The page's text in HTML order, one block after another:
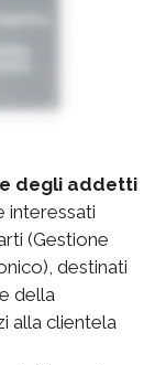
degli addetti
interessati
(Gestione
destinati
della
alla clientela